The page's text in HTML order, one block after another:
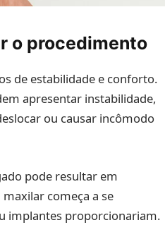
o procedimento
de estabilidade e conforto.
apresentar instabilidade,
ou causar incômodo
pode resultar em
começa a se
implantes proporcionariam.